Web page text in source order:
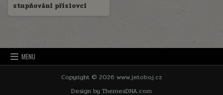
stupňování příslovcí
MENU
Copyright © 2026 www.jetoboj.cz
Design by ThemesDNA.com